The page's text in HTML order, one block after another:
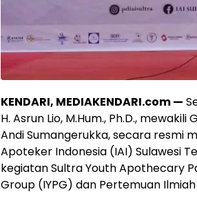
KENDARI, MEDIAKENDARI.com —
H. Asrun Lio, M.Hum., Ph.D.,
Andi Sumangerukka, secara resmi
Apoteker Indonesia (IAI) Sulawesi
kegiatan Sultra Youth Apothecary
Group (IYPG) dan Pertemuan